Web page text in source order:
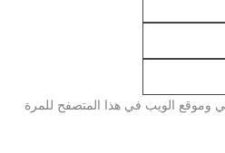
وموقع الويب في هذا المتصفح للمرة